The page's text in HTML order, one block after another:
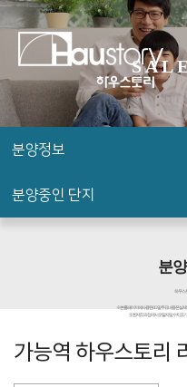
분양정보
분양중인 단지
분
하우스
※ 본 홈페이지에 사용된 CG 및 주요내용은 실제
또한 제작과정에서 오탈자 및 수치표기
가능역 하우스토리